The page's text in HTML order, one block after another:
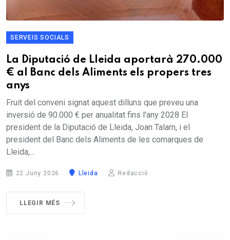
SERVEIS SOCIALS
La Diputació de Lleida aportarà 270.000
€ al Banc dels Aliments els propers tres
anys
Fruit del conveni signat aquest dilluns que preveu una
inversió de 90.000 € per anualitat fins l'any 2028 El
president de la Diputació de Lleida, Joan Talarn, i el
president del Banc dels Aliments de les comarques de
Lleida,...
22 Juny 2026 Lleida Redacció
LLEGIR MÉS